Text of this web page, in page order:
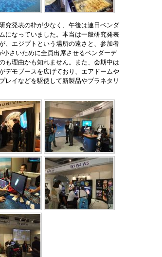
究発表の枠が少なく、午後は連日ベンダ
になっていました。本当は一般研究発表
、エジプトという場所の遠さと、参加者
さいために全員出席させるベンダーデ
も理由かも知れません。また、会期中は
デモブースを広げており、エアドームや
レイなどを駆使して新製品やプラネタリ